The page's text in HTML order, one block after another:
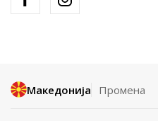
Македонија Промена